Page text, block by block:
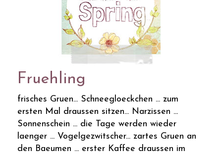
Fruehling
frisches Gruen... Schneegloeckchen ... zum
ersten Mal draussen sitzen... Narzissen ...
Sonnenschein ... die Tage werden wieder
laenger ... Vogelgezwitscher... zartes Gruen an
den Baeumen ... erster Kaffee draussen im